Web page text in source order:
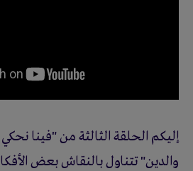
إليكم الحلقة الثالثة من "فينا
والدين" تتناول بالنقاش بعض